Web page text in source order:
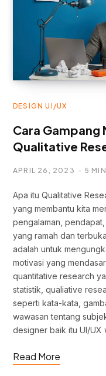
DESIGN UI/UX
Cara Gampang
Qualitative
APRIL 26, 2023 5
Apa itu Qualitative
yang membantu kita
pengalaman,
yang ramah dan
adalah untuk
motivasi yang
quantitative research
statistik, qualiative
seperti kata-kata,
wawasan tentang
designer baik itu UI/UX
Read More